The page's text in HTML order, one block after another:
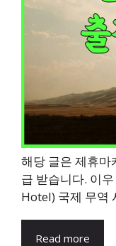
해당 글은 제휴마
급 받습니다. 이
Hotel) 국제 무역
Read more